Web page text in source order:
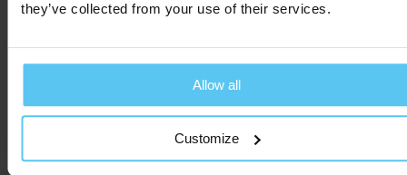
they’ve collected from your use of their services.
Allow all
Customize
€ 1,10
Snoeppotje met
Mentos